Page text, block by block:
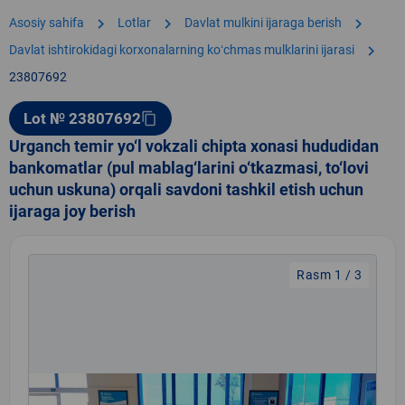
Asosiy sahifa chevron_right Lotlar chevron_right Davlat mulkini ijaraga berish chevron_right
Davlat ishtirokidagi korxonalarning koʻchmas mulklarini ijarasi chevron_right
23807692
Lot № 23807692content_copy
Urganch temir yo‘l vokzali chipta xonasi hududidan
bankomatlar (pul mablag‘larini o‘tkazmasi, to‘lovi
uchun uskuna) orqali savdoni tashkil etish uchun
ijaraga joy berish
Rasm 1 / 3